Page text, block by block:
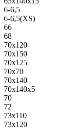
6-6,5
6-6,5(XS)
66
68
70х120
70х150
70х125
70х70
70х140
70х140х5
70
72
73х110
73х120